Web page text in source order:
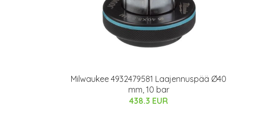
Milwaukee 4932479581 Laajennuspää Ø40
mm, 10 bar
438.3 EUR